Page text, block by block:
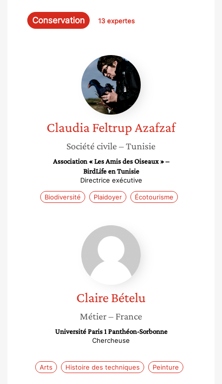
Conservation 13 expertes
Claudia
Feltrup
Azafzaf
ClaudiaFeltrup Azafzaf
Société civile – Tunisie
Association « Les Amis des Oiseaux » –
BirdLife en Tunisie
Directrice exécutive
Biodiversité Plaidoyer Écotourisme
Claire
Bételu
ClaireBételu
Métier– France
Université Paris 1 Panthéon-Sorbonne
Chercheuse
Arts Histoire des techniques Peinture